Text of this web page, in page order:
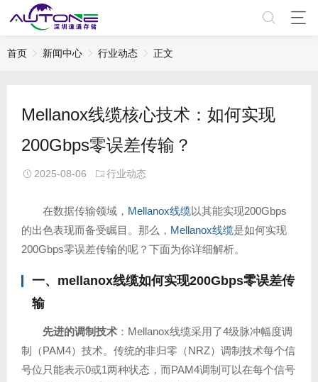
首页 新闻中心 行业动态 正文
Mellanox线缆核心技术：如何实现
200Gbps零误差传输？
2025-08-06 行业动态
在数据传输领域， Mellanox线缆以其能实现200Gbps
的出色表现而备受瞩目。那么， Mellanox线缆是如何实现
200Gbps零误差传输的呢？下面为你详细解析。
一、 mellanox线缆如何实现200Gbps零误差传
输
先进的调制技术 ：Mellanox线缆采用了4级脉冲幅度调
制（PAM4）技术。传统的非归零（NRZ）调制技术每个信
号位只能表示0或1两种状态，而PAM4调制可以在每个信号